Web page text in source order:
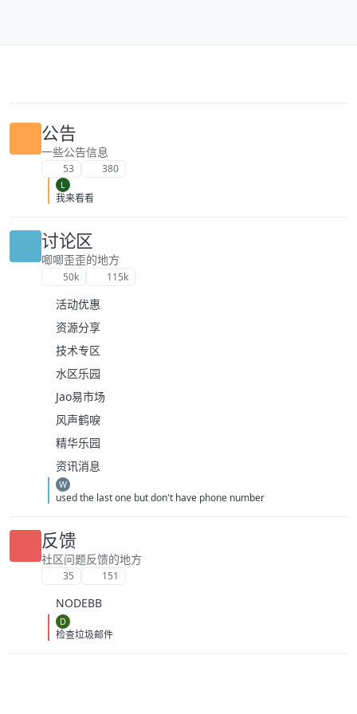
公告
一些公告信息
53 380
L
我来看看
讨论区
唧唧歪歪的地方
50k 115k
活动优惠
资源分享
技术专区
水区乐园
Jao易市场
风声鹤唳
精华乐园
资讯消息
W
used the last one but don't have phone number
反馈
社区问题反馈的地方
35 151
NODEBB
D
检查垃圾邮件